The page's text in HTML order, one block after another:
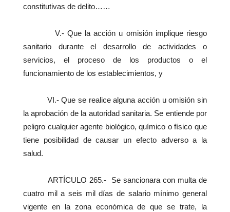
constitutivas de delito……
V.- Que la acción u omisión implique riesgo
sanitario durante el desarrollo de actividades o
servicios, el proceso de los productos o el
funcionamiento de los establecimientos, y
VI.- Que se realice alguna acción u omisión sin
la aprobación de la autoridad sanitaria. Se entiende por
peligro cualquier agente biológico, químico o físico que
tiene posibilidad de causar un efecto adverso a la
salud.
ARTÍCULO 265.- Se sancionara con multa de
cuatro mil a seis mil días de salario mínimo general
vigente en la zona económica de que se trate, la